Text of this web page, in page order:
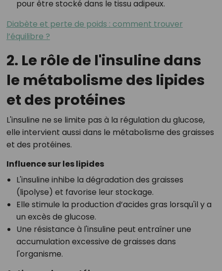
pour être stocké dans le tissu adipeux.
Diabète et perte de poids : comment trouver
l’équilibre ?
2. Le rôle de l'insuline dans
le métabolisme des lipides
et des protéines
L'insuline ne se limite pas à la régulation du glucose,
elle intervient aussi dans le métabolisme des graisses
et des protéines.
Influence sur les lipides
L'insuline inhibe la dégradation des graisses
(lipolyse) et favorise leur stockage.
Elle stimule la production d’acides gras lorsqu'il y a
un excès de glucose.
Une résistance à l'insuline peut entraîner une
accumulation excessive de graisses dans
l'organisme.